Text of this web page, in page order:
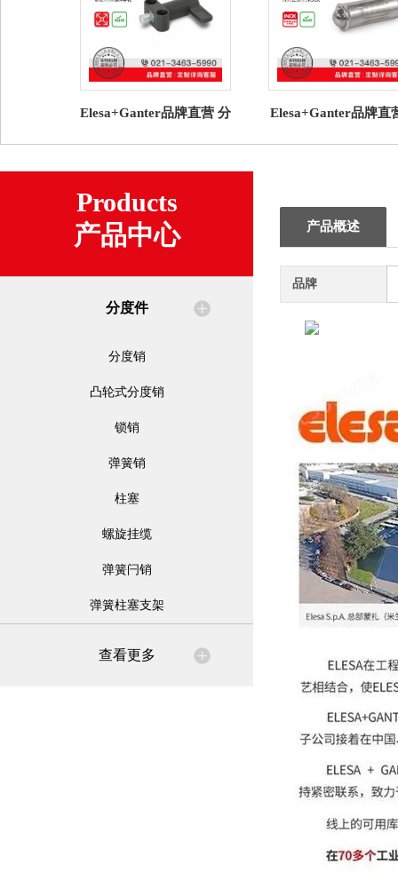
Elesa+Ganter品牌直营 分
度销 压铸锌导轨
Elesa+Ganter品牌直
簧销 压入式带滚珠
Products
产品中心
分度件
分度销
凸轮式分度销
锁销
弹簧销
柱塞
螺旋挂缆
弹簧闩销
弹簧柱塞支架
查看更多
产品概述
品牌